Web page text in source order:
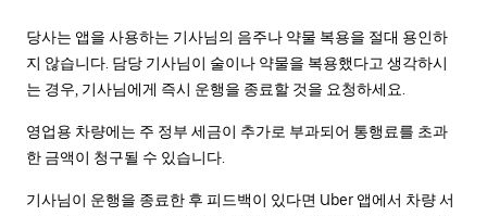
당사는 앱을 사용하는 기사님의 음주나 약물 복용을 절대 용인하
지 않습니다. 담당 기사님이 술이나 약물을 복용했다고 생각하시
는 경우, 기사님에게 즉시 운행을 종료할 것을 요청하세요.
영업용 차량에는 주 정부 세금이 추가로 부과되어 통행료를 초과
한 금액이 청구될 수 있습니다.
기사님이 운행을 종료한 후 피드백이 있다면 Uber 앱에서 차량 서